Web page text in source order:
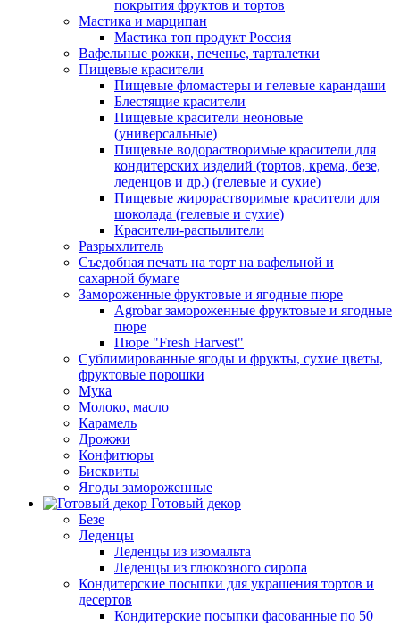
покрытия фруктов и тортов
Мастика и марципан
Мастика топ продукт Россия
Вафельные рожки, печенье, тарталетки
Пищевые красители
Пищевые фломастеры и гелевые карандаши
Блестящие красители
Пищевые красители неоновые
(универсальные)
Пищевые водорастворимые красители для
кондитерских изделий (тортов, крема, безе,
леденцов и др.) (гелевые и сухие)
Пищевые жирорастворимые красители для
шоколада (гелевые и сухие)
Красители-распылители
Разрыхлитель
Съедобная печать на торт на вафельной и
сахарной бумаге
Замороженные фруктовые и ягодные пюре
Agrobar замороженные фруктовые и ягодные
пюре
Пюре "Fresh Harvest"
Сублимированные ягоды и фрукты, сухие цветы,
фруктовые порошки
Мука
Молоко, масло
Карамель
Дрожжи
Конфитюры
Бисквиты
Ягоды замороженные
Готовый декор
Безе
Леденцы
Леденцы из изомальта
Леденцы из глюкозного сиропа
Кондитерские посыпки для украшения тортов и
десертов
Кондитерские посыпки фасованные по 50